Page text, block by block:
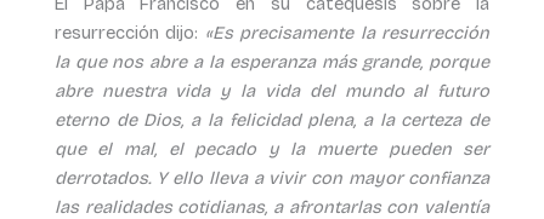
resurrección dijo: «Es precisamente la resurrección
la que nos abre a la esperanza más grande, porque
abre nuestra vida y la vida del mundo al futuro
eterno de Dios, a la felicidad plena, a la certeza de
que el mal, el pecado y la muerte pueden ser
derrotados. Y ello lleva a vivir con mayor confianza
las realidades cotidianas, a afrontarlas con valentía